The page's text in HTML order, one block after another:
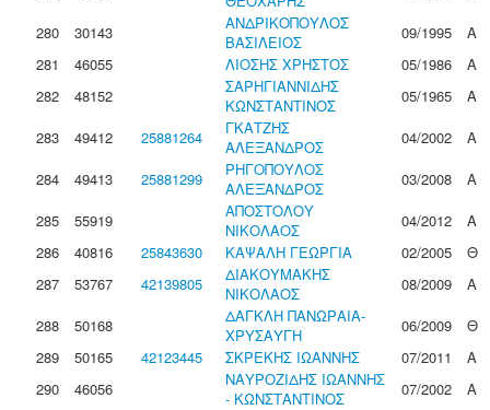
280
30143
ΑΝΔΡΙΚΟΠΟΥΛΟΣ
ΒΑΣΙΛΕΙΟΣ
09/1995
Α
281
46055 ΛΙΟΣΗΣ ΧΡΗΣΤΟΣ 05/1986
Α
282
48152
ΣΑΡΗΓΙΑΝΝΙΔΗΣ
ΚΩΝΣΤΑΝΤΙΝΟΣ
05/1965
Α
283
49412 25881264
ΓΚΑΤΖΗΣ
ΑΛΕΞΑΝΔΡΟΣ
04/2002
Α
284
49413 25881299
ΡΗΓΟΠΟΥΛΟΣ
ΑΛΕΞΑΝΔΡΟΣ
03/2008
Α
285
55919
ΑΠΟΣΤΟΛΟΥ
ΝΙΚΟΛΑΟΣ
04/2012
Α
286
40816 25843630 ΚΑΨΑΛΗ ΓΕΩΡΓΙΑ 02/2005
Θ
287
53767 42139805
ΔΙΑΚΟΥΜΑΚΗΣ
ΝΙΚΟΛΑΟΣ
08/2009
Α
288
50168
ΔΑΓΚΛΗ ΠΑΝΩΡΑΙΑ-
ΧΡΥΣΑΥΓΗ
06/2009
Θ
289
50165 42123445 ΣΚΡΕΚΗΣ ΙΩΑΝΝΗΣ 07/2011
Α
290
46056
ΝΑΥΡΟΖΙΔΗΣ ΙΩΑΝΝΗΣ
- ΚΩΝΣΤΑΝΤΙΝΟΣ
07/2002
Α